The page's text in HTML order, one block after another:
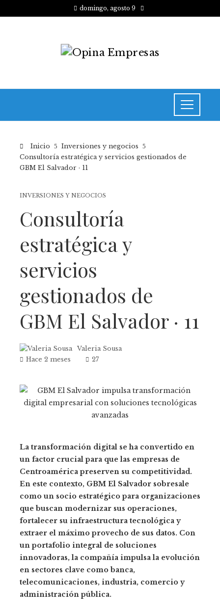
domingo, agosto 9
Inicio
Inversiones y negocios
Consultoría estratégica y servicios gestionados de
GBM El Salvador · 11
INVERSIONES Y NEGOCIOS
Consultoría
estratégica y
servicios
gestionados de
GBM El Salvador · 11
Valeria Sousa
Hace 2 meses
27
La transformación digital se ha convertido en
un factor crucial para que las empresas de
Centroamérica preserven su competitividad.
En este contexto, GBM El Salvador sobresale
como un socio estratégico para organizaciones
que buscan modernizar sus operaciones,
fortalecer su infraestructura tecnológica y
extraer el máximo provecho de sus datos. Con
un portafolio integral de soluciones
innovadoras, la compañía impulsa la evolución
en sectores clave como banca,
telecomunicaciones, industria, comercio y
administración pública.